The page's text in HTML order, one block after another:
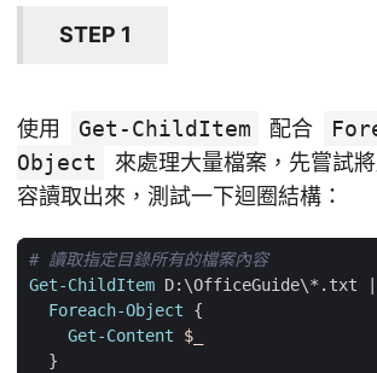
STEP 1
使用 Get-ChildItem 配合
Object
來處理大量檔案，先嘗試
容讀取出來，測試一下迴圈結構：
# 讀取指定目錄所有的檔案內容
Get-ChildItem D: \OfficeGuide\*. txt
Foreach-Object
{
Get-Content
$_
}